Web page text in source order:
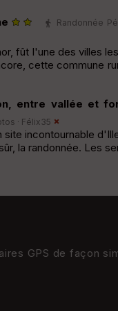
Randonnée
fût l'une des villes
cette commune
entre vallée et
· Félix35
site incontournable
la randonnée. Les
GPS de façon